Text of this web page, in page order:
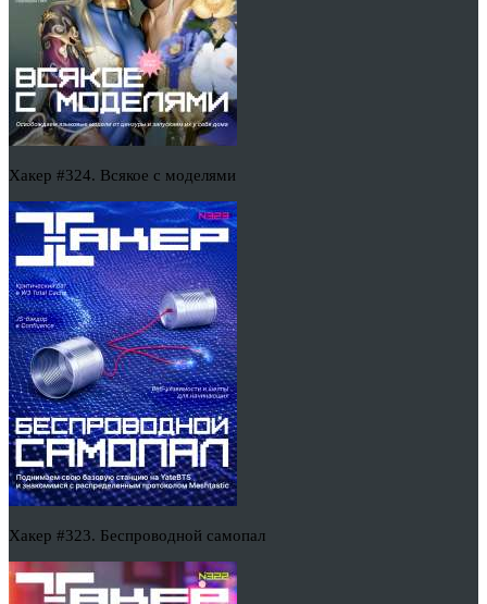
Хакер #324. Всякое с моделями
Хакер #323. Беспроводной самопал